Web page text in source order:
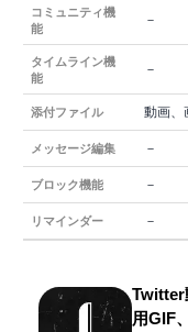
コミュニティ機
能
－
タイムライン機
能
－
添付ファイル 動画、
メッセージ編集 －
ブロック機能 －
リマインダー －
Twitter
用GIF